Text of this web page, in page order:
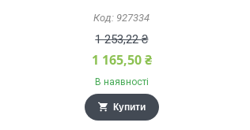
927334
1 253,22 ₴
1 165,50 ₴
В наявності
Купити